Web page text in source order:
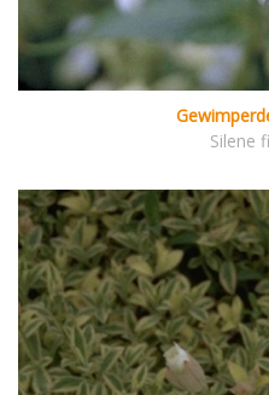
Silene